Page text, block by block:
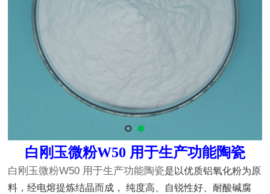
白刚玉微粉W50 用于生产功能陶瓷
白刚玉微粉W50 用于生产功能陶瓷是以优质铝氧化粉为原
料，经电熔提炼结晶而成，
纯度高、自锐性好、耐酸碱腐